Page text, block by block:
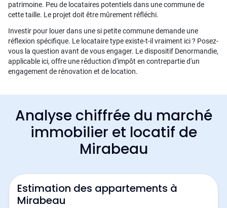
patrimoine. Peu de locataires potentiels dans une commune de
cette taille. Le projet doit être mûrement réfléchi.
Investir pour louer dans une si petite commune demande une
réflexion spécifique. Le locataire type existe-t-il vraiment ici ? Posez-
vous la question avant de vous engager. Le dispositif Denormandie,
applicable ici, offre une réduction d'impôt en contrepartie d'un
engagement de rénovation et de location.
Analyse chiffrée du marché
immobilier et locatif de
Mirabeau
Estimation des appartements à
Mirabeau